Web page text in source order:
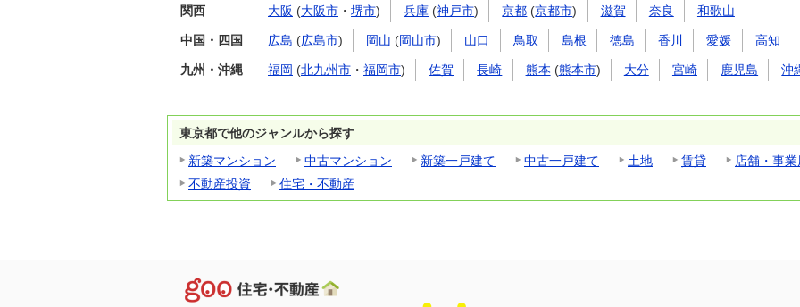
関西 大阪 (大阪市 ・ 堺市) 兵庫 (神戸市) 京都 (京都市) 滋賀 奈良 和歌山
中国・四国 広島 (広島市) 岡山 (岡山市) 山口 鳥取 島根 徳島 香川 愛媛 高知
九州・沖縄 福岡 (北九州市 ・ 福岡市) 佐賀 長崎 熊本 (熊本市) 大分 宮崎 鹿児島 沖
東京都で他のジャンルから探す
新築マンション
中古マンション 新築一戸建て 中古一戸建て 土地 賃貸
店舗・事業
不動産投資
住宅・不動産